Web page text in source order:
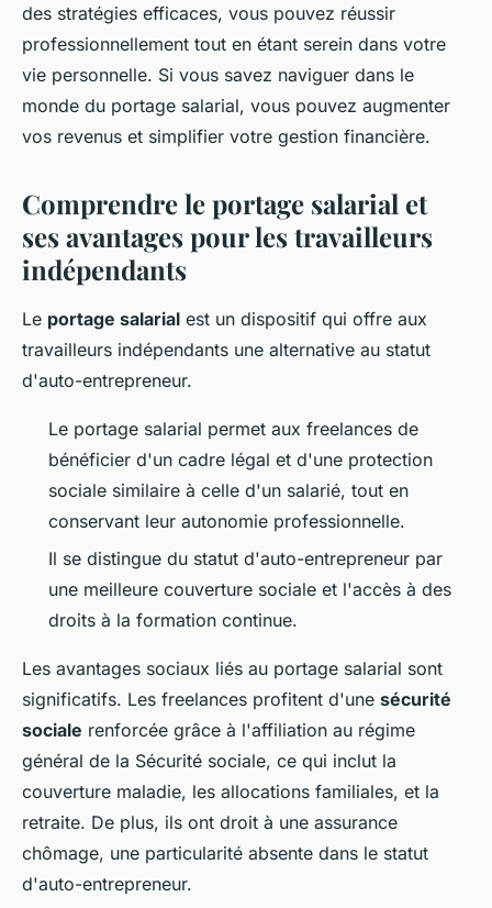
des stratégies efficaces, vous pouvez réussir
professionnellement tout en étant serein dans votre
vie personnelle. Si vous savez naviguer dans le
monde du portage salarial, vous pouvez augmenter
vos revenus et simplifier votre gestion financière.
Comprendre le portage salarial et
ses avantages pour les travailleurs
indépendants
Le portage salarial est un dispositif qui offre aux
travailleurs indépendants une alternative au statut
d'auto-entrepreneur.
Le portage salarial permet aux freelances de
bénéficier d'un cadre légal et d'une protection
sociale similaire à celle d'un salarié, tout en
conservant leur autonomie professionnelle.
Il se distingue du statut d'auto-entrepreneur par
une meilleure couverture sociale et l'accès à des
droits à la formation continue.
Les avantages sociaux liés au portage salarial sont
significatifs. Les freelances profitent d'une sécurité
sociale renforcée grâce à l'affiliation au régime
général de la Sécurité sociale, ce qui inclut la
couverture maladie, les allocations familiales, et la
retraite. De plus, ils ont droit à une assurance
chômage, une particularité absente dans le statut
d'auto-entrepreneur.